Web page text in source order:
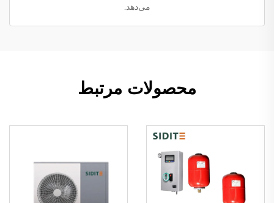
می‌دهد.
محصولات مرتبط